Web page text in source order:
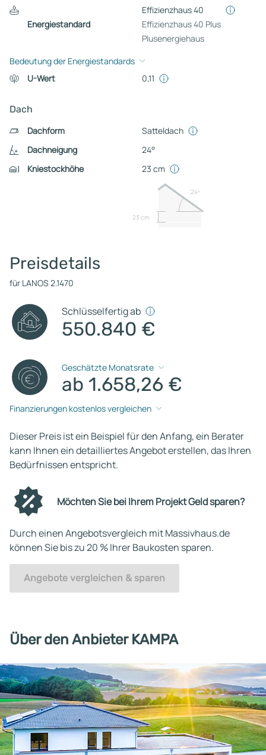
Energiestandard
Effizienzhaus 40
Effizienzhaus 40 Plus
Plusenergiehaus
Bedeutung der Energiestandards
U-Wert
0,11
Dach
Dachform
Satteldach
Dachneigung
24°
Kniestockhöhe
23 cm
23 cm
24º
Preisdetails
für LANOS 2.1470
Schlüsselfertig ab
550.840 €
Geschätzte Monatsrate
ab 1.658,26 €
Finanzierungen kostenlos vergleichen
Dieser Preis ist ein Beispiel für den Anfang, ein Berater
kann Ihnen ein detailliertes Angebot erstellen, das Ihren
Bedürfnissen entspricht.
Möchten Sie bei Ihrem Projekt Geld sparen?
Durch einen Angebotsvergleich mit Massivhaus.de
können Sie bis zu 20 % Ihrer Baukosten sparen.
Angebote vergleichen & sparen
Über den Anbieter KAMPA